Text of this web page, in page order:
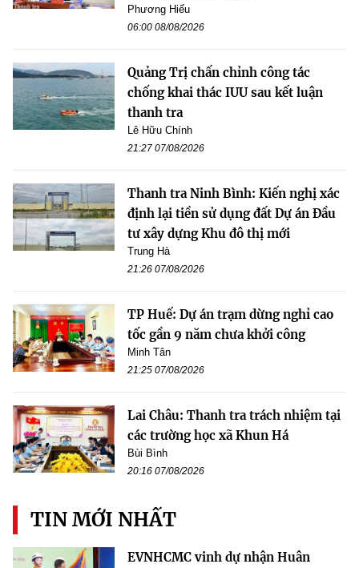
Phương Hiếu
06:00 08/08/2026
Quảng Trị chấn chỉnh công tác
chống khai thác IUU sau kết luận
thanh tra
Lê Hữu Chính
21:27 07/08/2026
Thanh tra Ninh Bình: Kiến nghị xác
định lại tiền sử dụng đất Dự án Đầu
tư xây dựng Khu đô thị mới
Trung Hà
21:26 07/08/2026
TP Huế: Dự án trạm dừng nghỉ cao
tốc gần 9 năm chưa khởi công
Minh Tân
21:25 07/08/2026
Lai Châu: Thanh tra trách nhiệm tại
các trường học xã Khun Há
Bùi Bình
20:16 07/08/2026
TIN MỚI NHẤT
EVNHCMC vinh dự nhận Huân